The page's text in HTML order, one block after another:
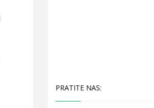
PRATITE NAS: